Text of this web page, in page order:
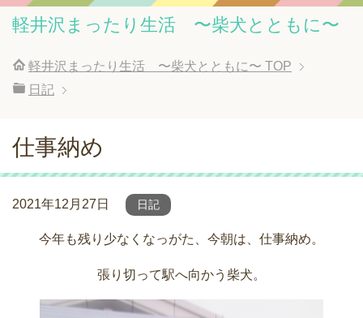
軽井沢まったり生活 〜柴犬とともに〜
軽井沢まったり生活 〜柴犬とともに〜 TOP
日記
仕事納め
2021年12月27日 日記
今年も残り少なくなっがた、今朝は、仕事納め。
張り切って駅へ向かう柴犬。